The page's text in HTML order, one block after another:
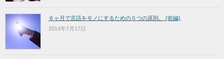
６ヶ月で言語をモノにするための５つの原則。 (前編)
2014年7月17日